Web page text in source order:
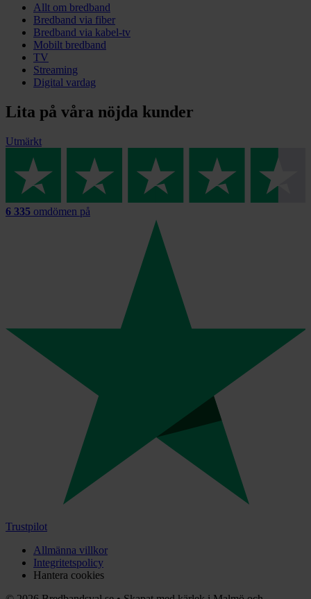
Allt om bredband
Bredband via fiber
Bredband via kabel-tv
Mobilt bredband
TV
Streaming
Digital vardag
Lita på våra nöjda kunder
Utmärkt
6 335 omdömen på
Trustpilot
Allmänna villkor
Integritetspolicy
Hantera cookies